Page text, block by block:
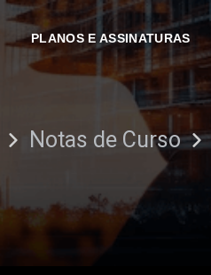
PLANOS E ASSINATURAS
Notas de Curso